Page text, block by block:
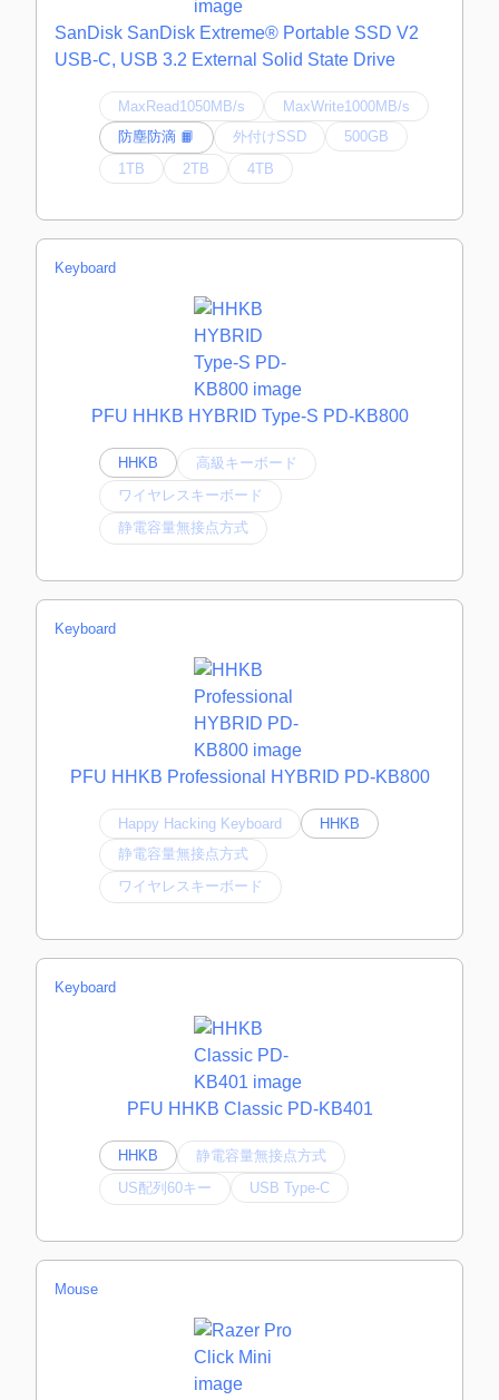
SanDisk SanDisk Extreme® Portable SSD V2
USB-C, USB 3.2 External Solid State Drive
MaxRead1050MB/s
MaxWrite1000MB/s
防塵防滴 📙
外付けSSD
500GB
1TB
2TB 4TB
Keyboard
PFU HHKB HYBRID Type-S PD-KB800
HHKB
高級キーボード
ワイヤレスキーボード
静電容量無接点方式
Keyboard
PFU HHKB Professional HYBRID PD-KB800
Happy Hacking Keyboard
HHKB
静電容量無接点方式
ワイヤレスキーボード
Keyboard
PFU HHKB Classic PD-KB401
HHKB
静電容量無接点方式
US配列60キー
USB Type-C
Mouse